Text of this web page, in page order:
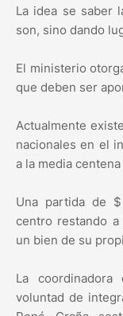
La idea se saber
son, sino dando
El ministerio
que deben ser
Actualmente
nacionales en el
a la media
Una partida de
centro restando
un bien de su
La
voluntad de